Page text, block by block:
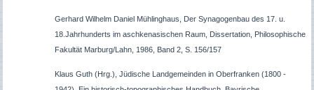
Gerhard Wilhelm Daniel Mühlinghaus, Der Synagogenbau des 17. u.
18.Jahrhunderts im aschkenasischen Raum, Dissertation, Philosophische
Fakultät Marburg/Lahn, 1986, Band 2, S. 156/157
Klaus Guth (Hrg.), Jüdische Landgemeinden in Oberfranken (1800 -